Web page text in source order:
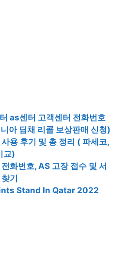
as센터 고객센터 전화번호
아 딤채 리콜 보상판매 신청)
용 후기 및 총 정리 ( 파세코,
교)
화번호, AS 고장 접수 및 서
기
Stand In Qatar 2022